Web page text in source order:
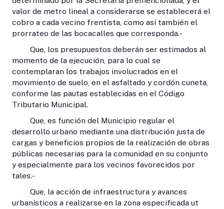
valor de metro lineal a considerarse se establecerá el
cobro a cada vecino frentista, como así también el
prorrateo de las bocacalles que corresponda.-
Que, los presupuestos deberán ser estimados al
momento de la ejecución, para lo cual se
contemplaran los trabajos involucrados en el
movimiento de suelo, en el asfaltado y cordón cuneta,
conforme las pautas establecidas en el Código
Tributario Municipal.
Que, es función del Municipio regular el
desarrollo urbano mediante una distribución justa de
cargas y beneficios propios de la realización de obras
públicas necesarias para la comunidad en su conjunto
y especialmente para los vecinos favorecidos por
tales.-
Que, la acción de infraestructura y avances
urbanísticos a realizarse en la zona especificada ut